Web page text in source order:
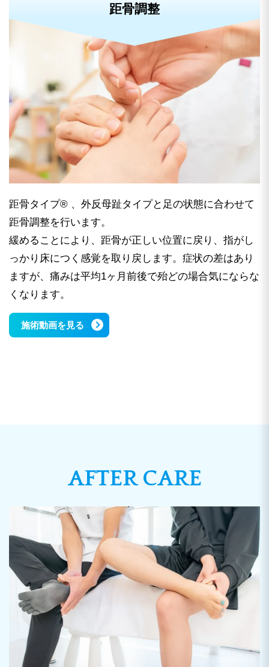
距骨調整
距骨タイプ® 、外反母趾タイプと足の状態に合わせて
距骨調整を行います。
緩めることにより、距骨が正しい位置に戻り、指がし
っかり床につく感覚を取り戻します。症状の差はあり
ますが、痛みは平均1ヶ月前後で殆どの場合気にならな
くなります。
施術動画を見る
AFTER CARE